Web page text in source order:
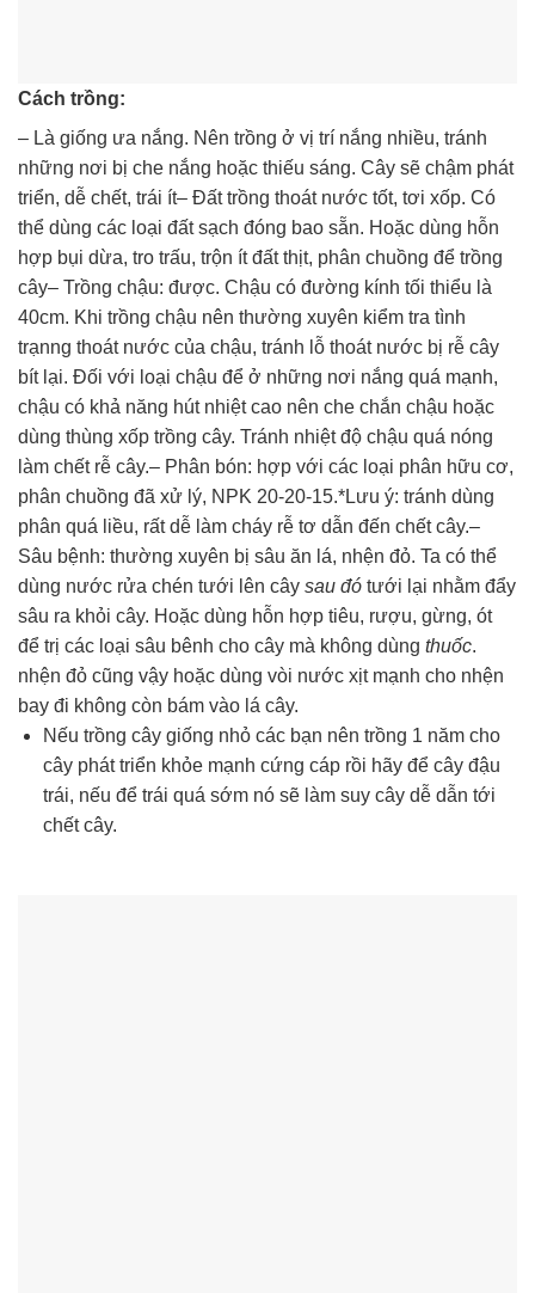
Cách trồng:
– Là giống ưa nắng. Nên trồng ở vị trí nắng nhiều, tránh
những nơi bị che nắng hoặc thiếu sáng. Cây sẽ chậm phát
triển, dễ chết, trái ít– Đất trồng thoát nước tốt, tơi xốp. Có
thể dùng các loại đất sạch đóng bao sẵn. Hoặc dùng hỗn
hợp bụi dừa, tro trấu, trộn ít đất thịt, phân chuồng để trồng
cây– Trồng chậu: được. Chậu có đường kính tối thiểu là
40cm. Khi trồng chậu nên thường xuyên kiểm tra tình
trạnng thoát nước của chậu, tránh lỗ thoát nước bị rễ cây
bít lại. Đối với loại chậu để ở những nơi nắng quá mạnh,
chậu có khả năng hút nhiệt cao nên che chắn chậu hoặc
dùng thùng xốp trồng cây. Tránh nhiệt độ chậu quá nóng
làm chết rễ cây.– Phân bón: hợp với các loại phân hữu cơ,
phân chuồng đã xử lý, NPK 20-20-15.*Lưu ý: tránh dùng
phân quá liều, rất dễ làm cháy rễ tơ dẫn đến chết cây.–
Sâu bệnh: thường xuyên bị sâu ăn lá, nhện đỏ. Ta có thể
dùng nước rửa chén tưới lên cây sau đó tưới lại nhằm đẩy
sâu ra khỏi cây. Hoặc dùng hỗn hợp tiêu, rượu, gừng, ót
để trị các loại sâu bênh cho cây mà không dùng thuốc.
nhện đỏ cũng vậy hoặc dùng vòi nước xịt mạnh cho nhện
bay đi không còn bám vào lá cây.
Nếu trồng cây giống nhỏ các bạn nên trồng 1 năm cho
cây phát triển khỏe mạnh cứng cáp rồi hãy để cây đậu
trái, nếu để trái quá sớm nó sẽ làm suy cây dễ dẫn tới
chết cây.